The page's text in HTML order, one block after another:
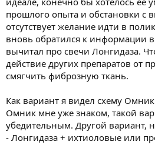
прошлого опыта и обстановки с
отсутствует желание идти в
вновь обратился к информации в
вычитал про свечи Лонгидаза.
действие других препаратов от
смягчить фиброзную ткань.
Как вариант я видел схему
Омник мне уже знаком, такой
убедительным. Другой вариант,
- Лонгидаза + ихтиоловые или